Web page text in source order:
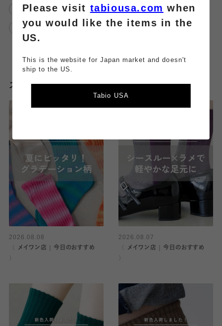
履き口ゆったり 靴下屋メイワン浜松店
3足ペア商品
スタッフのその他のブログはこちら
2026.08.08
〈 メイワン店｜今日のおすすめ
〉
2026.08.07
〈 メイワン店｜今日のおすすめ
〉
Please visit tabiousa.com when
you would like the items in the
US.
This is the website for Japan market and doesn't
ship to the US.
Tabio USA